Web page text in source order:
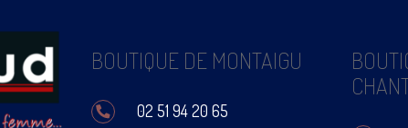
BOUTIQUE DE MONTAIGU
02 51 94 20 65